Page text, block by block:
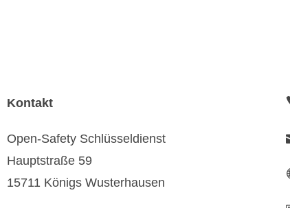
Kontakt
Open-Safety Schlüsseldienst
Hauptstraße 59
15711 Königs Wusterhausen